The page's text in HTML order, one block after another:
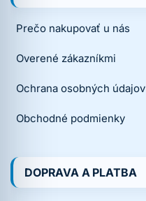
Prečo nakupovať u nás
Overené zákazníkmi
Ochrana osobných údajov
Obchodné podmienky
DOPRAVA A PLATBA